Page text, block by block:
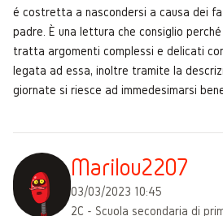
é costretta a nascondersi a causa dei
padre. È una lettura che consiglio
tratta argomenti complessi e delicati
legata ad essa, inoltre tramite la
giornate si riesce ad immedesimarsi
Marilou2207
03/03/2023 10:45
2C - Scuola secondaria di